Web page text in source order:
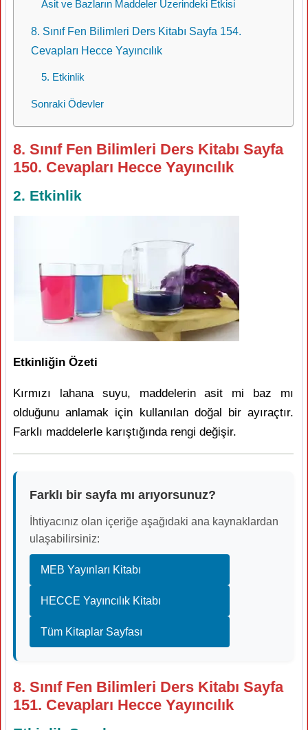
Asit ve Bazların Maddeler Üzerindeki Etkisi
8. Sınıf Fen Bilimleri Ders Kitabı Sayfa 154.
Cevapları Hecce Yayıncılık
5. Etkinlik
Sonraki Ödevler
8. Sınıf Fen Bilimleri Ders Kitabı Sayfa
150. Cevapları Hecce Yayıncılık
2. Etkinlik
Etkinliğin Özeti
Kırmızı lahana suyu, maddelerin asit mi baz mı
olduğunu anlamak için kullanılan doğal bir ayıraçtır.
Farklı maddelerle karıştığında rengi değişir.
Farklı bir sayfa mı arıyorsunuz?
İhtiyacınız olan içeriğe aşağıdaki ana kaynaklardan
ulaşabilirsiniz:
MEB Yayınları Kitabı
HECCE Yayıncılık Kitabı
Tüm Kitaplar Sayfası
8. Sınıf Fen Bilimleri Ders Kitabı Sayfa
151. Cevapları Hecce Yayıncılık